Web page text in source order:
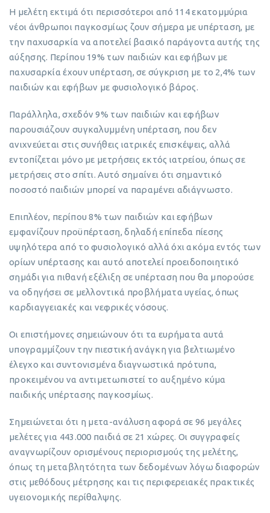
Η μελέτη εκτιμά ότι περισσότεροι από 114 εκατομμύρια
νέοι άνθρωποι παγκοσμίως ζουν σήμερα με υπέρταση, με
την παχυσαρκία να αποτελεί βασικό παράγοντα αυτής της
αύξησης. Περίπου 19% των παιδιών και εφήβων με
παχυσαρκία έχουν υπέρταση, σε σύγκριση με το 2,4% των
παιδιών και εφήβων με φυσιολογικό βάρος.
Παράλληλα, σχεδόν 9% των παιδιών και εφήβων
παρουσιάζουν συγκαλυμμένη υπέρταση, που δεν
ανιχνεύεται στις συνήθεις ιατρικές επισκέψεις, αλλά
εντοπίζεται μόνο με μετρήσεις εκτός ιατρείου, όπως σε
μετρήσεις στο σπίτι. Αυτό σημαίνει ότι σημαντικό
ποσοστό παιδιών μπορεί να παραμένει αδιάγνωστο.
Επιπλέον, περίπου 8% των παιδιών και εφήβων
εμφανίζουν προϋπέρταση, δηλαδή επίπεδα πίεσης
υψηλότερα από το φυσιολογικό αλλά όχι ακόμα εντός των
ορίων υπέρτασης και αυτό αποτελεί προειδοποιητικό
σημάδι για πιθανή εξέλιξη σε υπέρταση που θα μπορούσε
να οδηγήσει σε μελλοντικά προβλήματα υγείας, όπως
καρδιαγγειακές και νεφρικές νόσους.
Οι επιστήμονες σημειώνουν ότι τα ευρήματα αυτά
υπογραμμίζουν την πιεστική ανάγκη για βελτιωμένο
έλεγχο και συντονισμένα διαγνωστικά πρότυπα,
προκειμένου να αντιμετωπιστεί το αυξημένο κύμα
παιδικής υπέρτασης παγκοσμίως.
Σημειώνεται ότι η μετα-ανάλυση αφορά σε 96 μεγάλες
μελέτες για 443.000 παιδιά σε 21 χώρες. Οι συγγραφείς
αναγνωρίζουν ορισμένους περιορισμούς της μελέτης,
όπως τη μεταβλητότητα των δεδομένων λόγω διαφορών
στις μεθόδους μέτρησης και τις περιφερειακές πρακτικές
υγειονομικής περίθαλψης.